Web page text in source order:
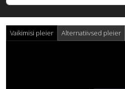
Vaikimisi pleier Alternatiivsed pleier